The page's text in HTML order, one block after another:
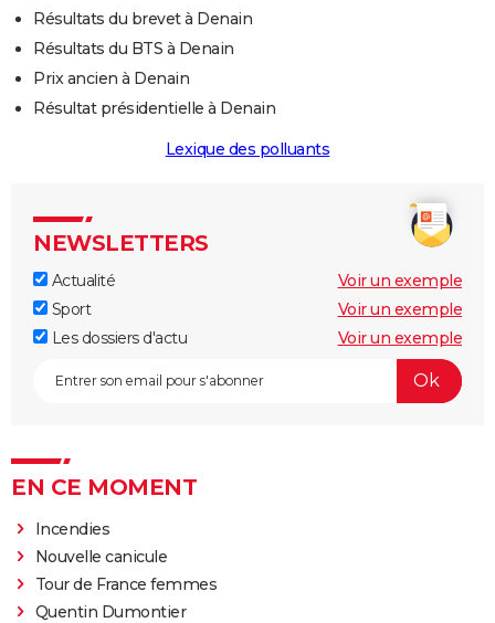
Résultats du brevet à Denain
Résultats du BTS à Denain
Prix ancien à Denain
Résultat présidentielle à Denain
Lexique des polluants
NEWSLETTERS
Actualité
Voir un exemple
Sport
Voir un exemple
Les dossiers d'actu
Voir un exemple
EN CE MOMENT
Incendies
Nouvelle canicule
Tour de France femmes
Quentin Dumontier